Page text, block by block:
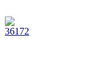
36172